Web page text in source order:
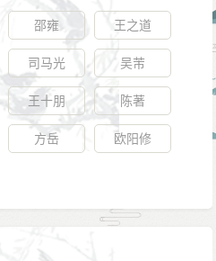
邵雍 王之道
司马光 吴芾
王十朋 陈著
方岳 欧阳修